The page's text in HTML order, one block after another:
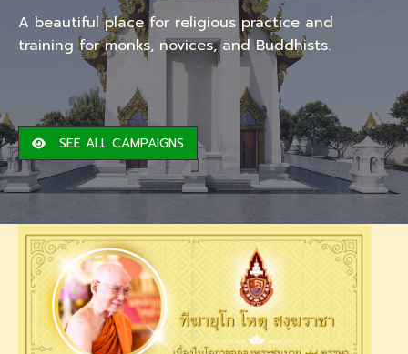
A beautiful place for religious practice and
training for monks, novices, and Buddhists.
SEE ALL CAMPAIGNS